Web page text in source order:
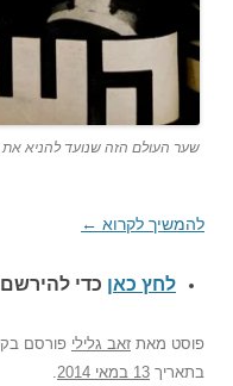
שער העולם הזה שנועד להניא
להמשיך לקרוא ←
לחץ כאן כדי
פוסט מאת זאב גלילי פורסם
בתאריך 13 במאי 2014 .